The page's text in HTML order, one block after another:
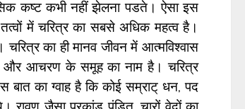
कष्ट कभी नहीं झेलना पडते। ऐसा इस
तत्वों में चरित्र का सबसे अधिक महत्व है।
का ही मानव जीवन में आत्मविश्वास
और आचरण के समूह का नाम है। चरित्र
बात का ग्वाह है कि कोई सम्राट् धन, पद